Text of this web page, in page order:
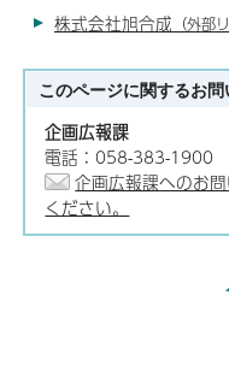
株式会社旭合成 （外部
このページに関するお問
企画広報課
電話：058-383-1900
企画広報課へのお
ください。